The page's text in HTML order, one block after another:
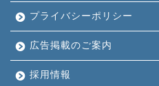
プライバシーポリシー
広告掲載のご案内
採用情報